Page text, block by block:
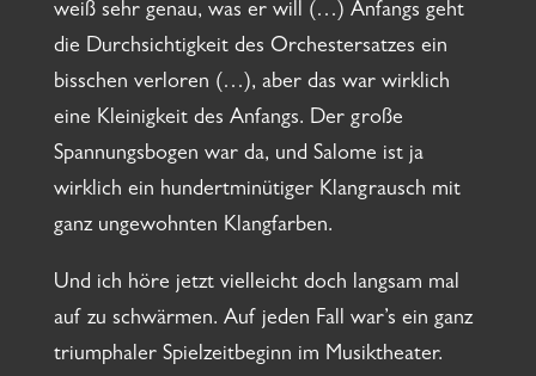
weiß sehr genau, was er will (…) Anfangs geht
die Durchsichtigkeit des Orchestersatzes ein
bisschen verloren (…), aber das war wirklich
eine Kleinigkeit des Anfangs. Der große
Spannungsbogen war da, und Salome ist ja
wirklich ein hundertminütiger Klangrausch mit
ganz ungewohnten Klangfarben.
Und ich höre jetzt vielleicht doch langsam mal
auf zu schwärmen. Auf jeden Fall war’s ein ganz
triumphaler Spielzeitbeginn im Musiktheater.